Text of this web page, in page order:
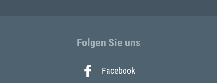
Folgen Sie uns
Facebook